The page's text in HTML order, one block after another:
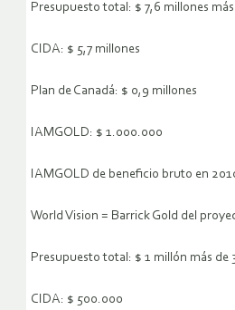
Presupuesto total: $ 7,6 millones más
CIDA: $ 5,7 millones
Plan de Canadá: $ 0,9 millones
IAMGOLD: $ 1.000.000
IAMGOLD de beneficio bruto en
World Vision = Barrick Gold del
Presupuesto total: $ 1 millón más de
CIDA: $ 500.000